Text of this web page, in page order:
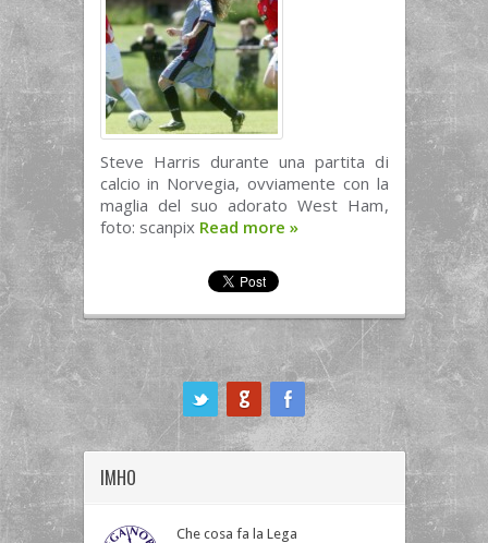
Steve Harris durante una partita di
calcio in Norvegia, ovviamente con la
maglia del suo adorato West Ham,
foto: scanpix Read more »
IMHO
Che cosa fa la Lega